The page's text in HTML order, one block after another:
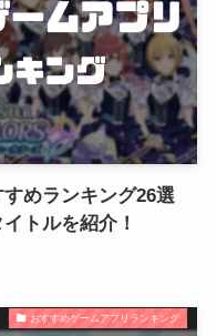
めランキング26選
トルを紹介！
おすすめゲームアプリランキング